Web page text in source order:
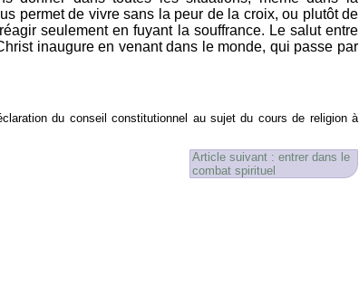
permet de vivre sans la peur de la croix, ou plutôt de
seulement en fuyant la souffrance. Le salut entre
inaugure en venant dans le monde, qui passe par
du conseil constitutionnel au sujet du cours de religion à
Article suivant : entrer dans le
combat spirituel